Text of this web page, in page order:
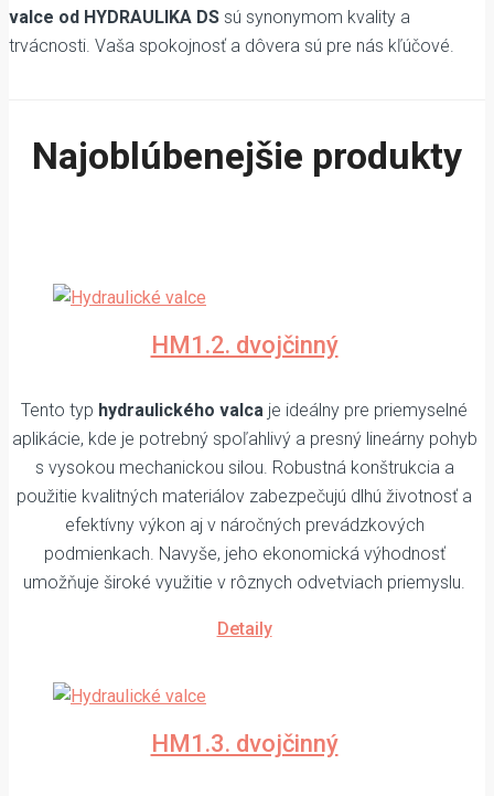
valce od HYDRAULIKA DS sú synonymom kvality a
trvácnosti. Vaša spokojnosť a dôvera sú pre nás kľúčové.
Najoblúbenejšie produkty
HM1.2. dvojčinný
Tento typ hydraulického valca je ideálny pre priemyselné
aplikácie, kde je potrebný spoľahlivý a presný lineárny pohyb
s vysokou mechanickou silou. Robustná konštrukcia a
použitie kvalitných materiálov zabezpečujú dlhú životnosť a
efektívny výkon aj v náročných prevádzkových
podmienkach. Navyše, jeho ekonomická výhodnosť
umožňuje široké využitie v rôznych odvetviach priemyslu.
Detaily
HM1.3. dvojčinný